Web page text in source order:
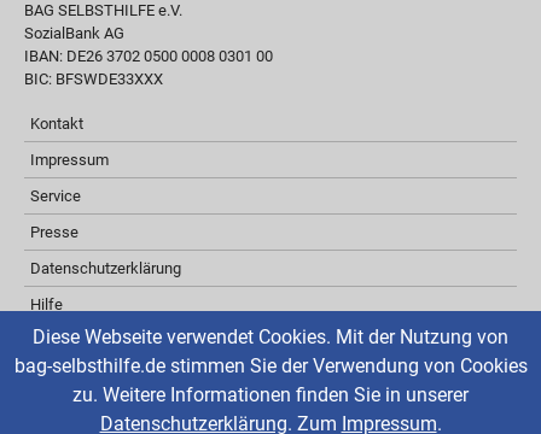
Diese Webseite verwendet Cookies. Mit der Nutzung von
bag-selbsthilfe.de stimmen Sie der Verwendung von Cookies
zu. Weitere Informationen finden Sie in unserer
Datenschutzerklärung. Zum Impressum.
BAG SELBSTHILFE e.V.
SozialBank AG
IBAN: DE26 3702 0500 0008 0301 00
BIC: BFSWDE33XXX
Kontakt
Impressum
Service
Presse
Datenschutzerklärung
Hilfe
Barrierefreiheit
Inhaltsverzeichnis
Über ReadSpeaker